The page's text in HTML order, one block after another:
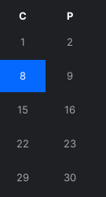
C P
1 2
8 9
15 16
22 23
29 30